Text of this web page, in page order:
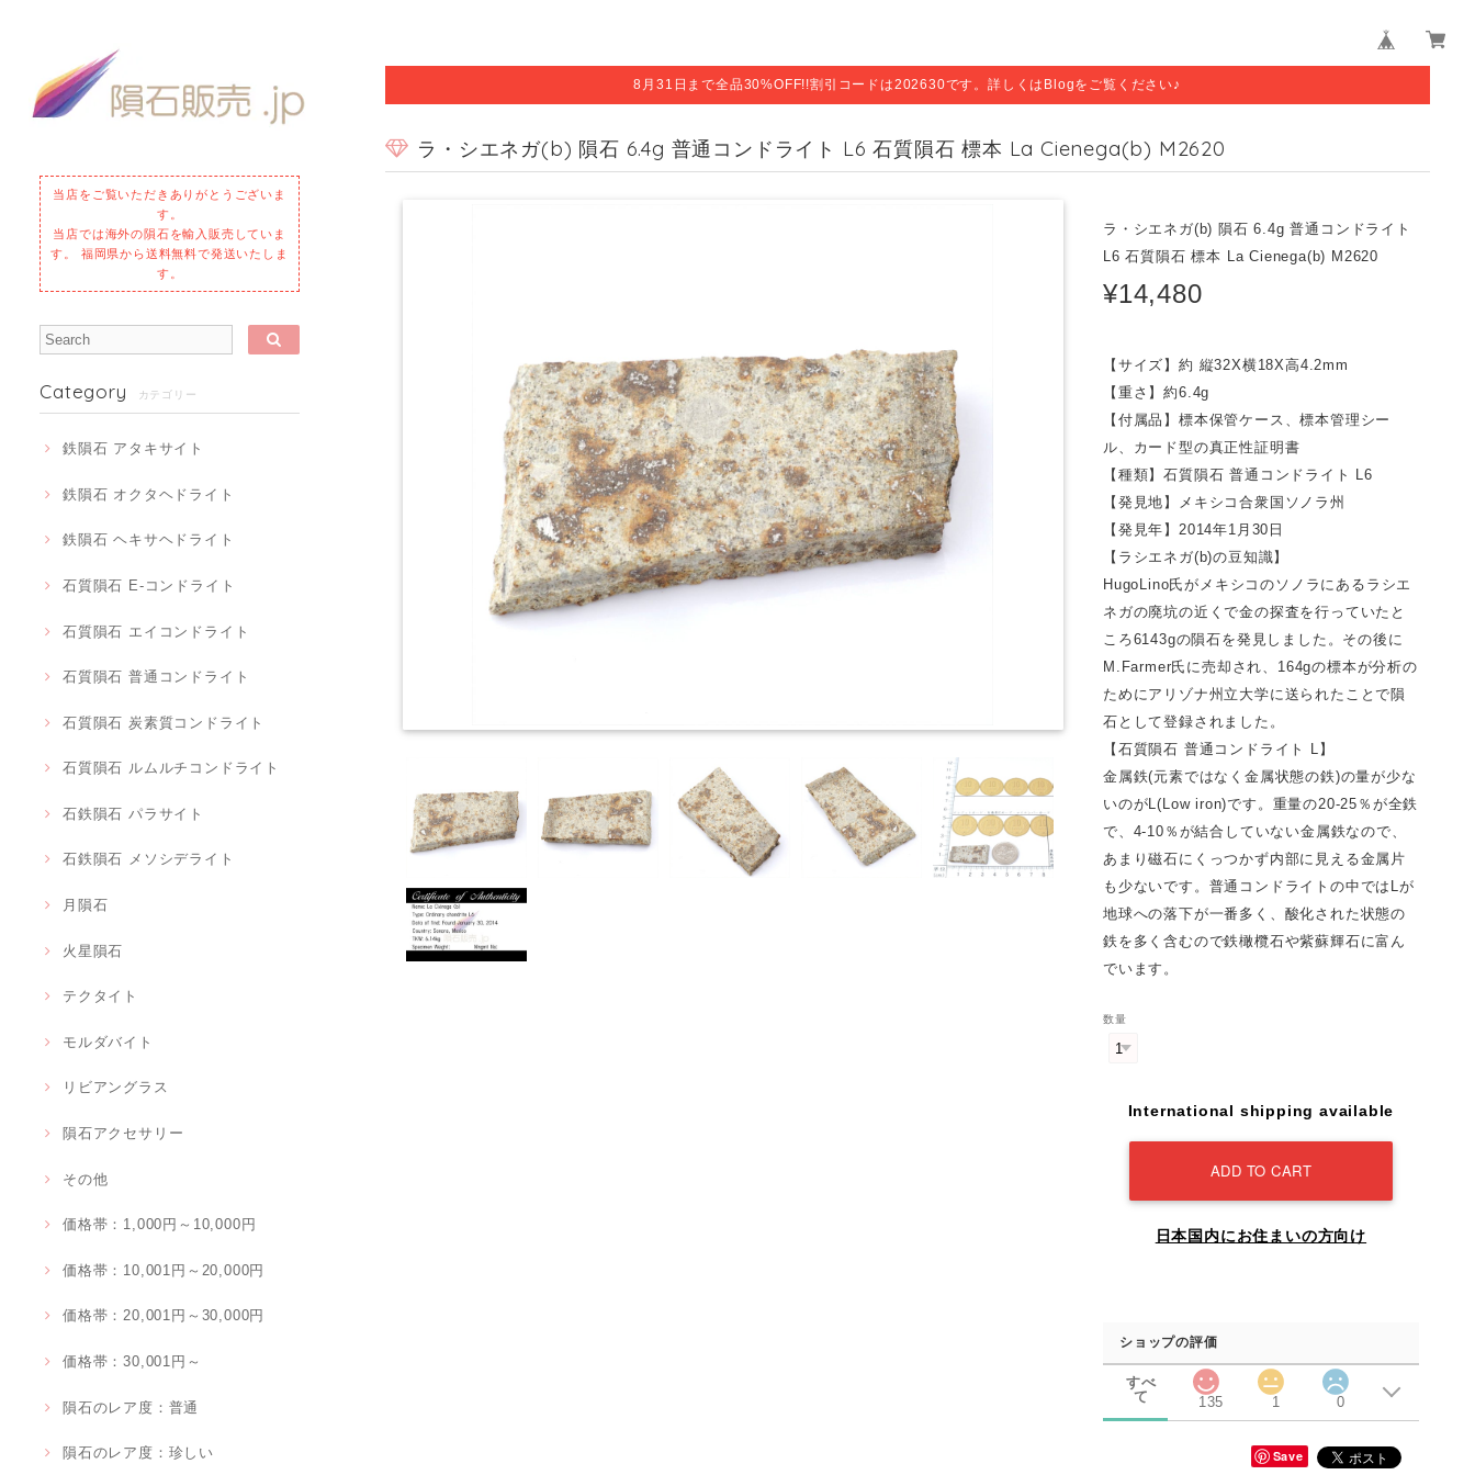
当店をご覧いただきありがとうございま
す。
当店では海外の隕石を輸入販売していま
す。 福岡県から送料無料で発送いたしま
す。
Category カテゴリー
鉄隕石 アタキサイト
鉄隕石 オクタヘドライト
鉄隕石 ヘキサヘドライト
石質隕石 E-コンドライト
石質隕石 エイコンドライト
石質隕石 普通コンドライト
石質隕石 炭素質コンドライト
石質隕石 ルムルチコンドライト
石鉄隕石 パラサイト
石鉄隕石 メソシデライト
月隕石
火星隕石
テクタイト
モルダバイト
リビアングラス
隕石アクセサリー
その他
価格帯：1,000円～10,000円
価格帯：10,001円～20,000円
価格帯：20,001円～30,000円
価格帯：30,001円～
隕石のレア度：普通
隕石のレア度：珍しい
8月31日まで全品30%OFF!!割引コードは202630です。詳しくはBlogをご覧ください♪
ラ・シエネガ(b) 隕石 6.4g 普通コンドライト L6 石質隕石 標本 La Cienega(b) M2620
ラ・シエネガ(b) 隕石 6.4g 普通コンドライト
L6 石質隕石 標本 La Cienega(b) M2620
¥14,480
【サイズ】約 縦32X横18X高4.2mm
【重さ】約6.4g
【付属品】標本保管ケース、標本管理シー
ル、カード型の真正性証明書
【種類】石質隕石 普通コンドライト L6
【発見地】メキシコ合衆国ソノラ州
【発見年】2014年1月30日
【ラシエネガ(b)の豆知識】
HugoLino氏がメキシコのソノラにあるラシエ
ネガの廃坑の近くで金の探査を行っていたと
ころ6143gの隕石を発見しました。その後に
M.Farmer氏に売却され、164gの標本が分析の
ためにアリゾナ州立大学に送られたことで隕
石として登録されました。
【石質隕石 普通コンドライト L】
金属鉄(元素ではなく金属状態の鉄)の量が少な
いのがL(Low iron)です。重量の20-25％が全鉄
で、4-10％が結合していない金属鉄なので、
あまり磁石にくっつかず内部に見える金属片
も少ないです。普通コンドライトの中ではLが
地球への落下が一番多く、酸化された状態の
鉄を多く含むので鉄橄欖石や紫蘇輝石に富ん
でいます。
数量
International shipping available
ADD TO CART
日本国内にお住まいの方向け
ショップの評価
すべ
て
135 1 0
Save